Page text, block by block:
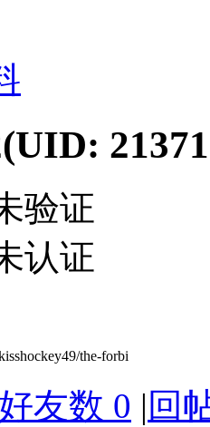
(UID:
验证
认证
the-forbi
好友数 0 | 回